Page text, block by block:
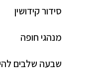
סידור קידושין
מנהגי חופה
שבעה שלבים